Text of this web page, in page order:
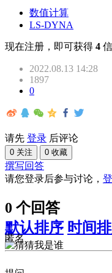
数值计算
LS-DYNA
现在注册，即可获得 4
2022.08.13 14:28
1897
0
请先 登录 后评论
0 关注 0 收藏
撰写回答
请您登录后参与讨论，
0 个回答
默认排序 时间
匿名